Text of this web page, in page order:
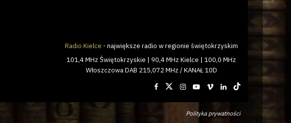
Radio Kielce - największe radio w regionie świętokrzyskim
101,4 MHz Świętokrzyskie | 90,4 MHz Kielce | 100,0 MHz
Włoszczowa DAB 215,072 MHz / KANAŁ 10D
Polityka prywatności